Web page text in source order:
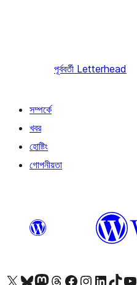
পূর্ববর্তী Letterhead
সম্পর্কে
খবর
হোষ্টিং
গোপনীয়তা
আমাদের X (আগের টুইটার) অ্যাকাউন্টে যানআমাদের Bluesky অ্যাকাউন্টটি দেখুনআমাদের মাস্টোডন অ্যাকাউন্টটি দেখুনআমাদের থ্রেডস অ্যাকাউন্টটি দেখুনআমাদের ফেসবুক পেজ দেখুনআমাদের ইন্সটাগ্রাম অ্যাকাউন্ট দেখুনআমাদের লিঙ্কডইন অ্যাকাউন্টে যানআমাদের TikTok অ্যাকাউন্টটি দেখুনআমাদের ইউটিউব চ্যানেলে যান